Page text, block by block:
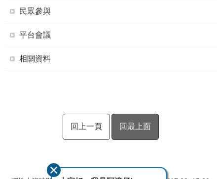
民眾參與
平台會議
相關資料
回上一頁 回最上面